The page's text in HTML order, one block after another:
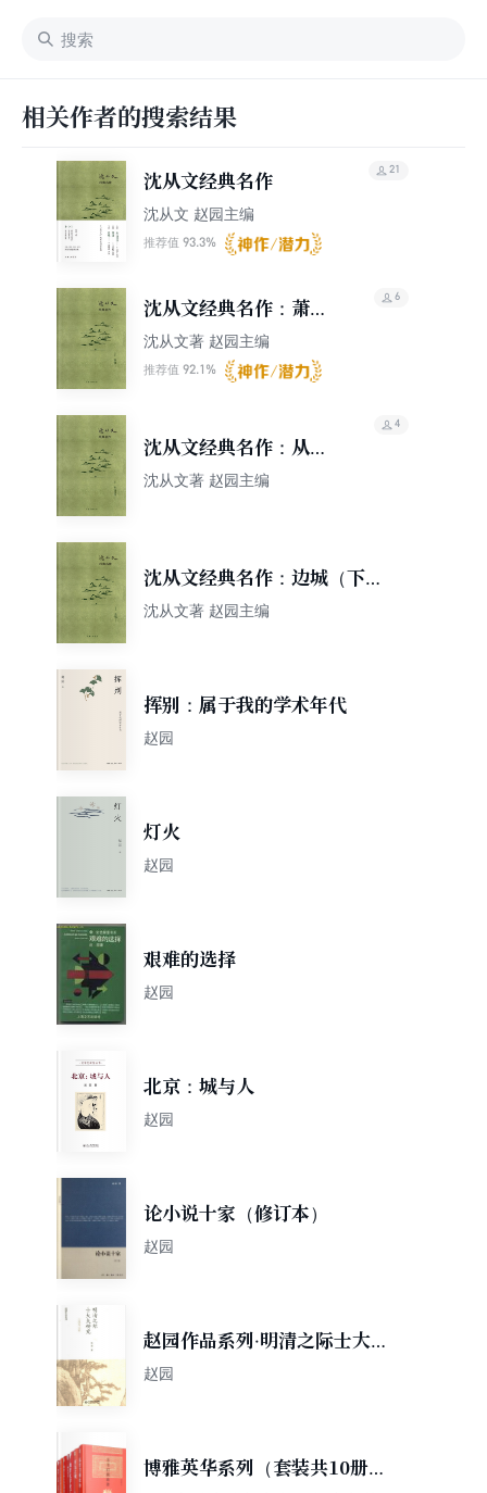
相关作者的搜索结果
沈从文经典名作
沈从文 赵园主编
推荐值 93.3%
21
沈从文经典名作：萧萧
（中册）
沈从文著 赵园主编
推荐值 92.1%
6
沈从文经典名作：从文
自传（上册）
沈从文著 赵园主编
4
沈从文经典名作：边城（下
册）
沈从文著 赵园主编
挥别：属于我的学术年代
赵园
灯火
赵园
艰难的选择
赵园
北京：城与人
赵园
论小说十家（修订本）
赵园
赵园作品系列·明清之际士大夫
研究：士风与士论
赵园
博雅英华系列（套装共10册）